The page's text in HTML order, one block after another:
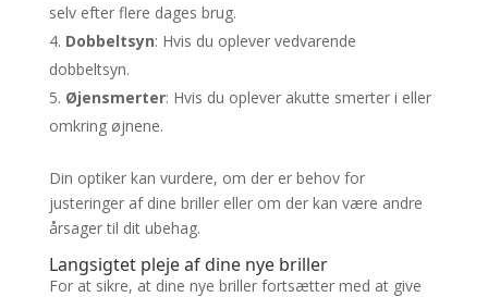
selv efter flere dages brug.
Dobbeltsyn: Hvis du oplever vedvarende
dobbeltsyn.
Øjensmerter: Hvis du oplever akutte smerter i eller
omkring øjnene.
Din optiker kan vurdere, om der er behov for
justeringer af dine briller eller om der kan være andre
årsager til dit ubehag.
Langsigtet pleje af dine nye briller
For at sikre, at dine nye briller fortsætter med at give